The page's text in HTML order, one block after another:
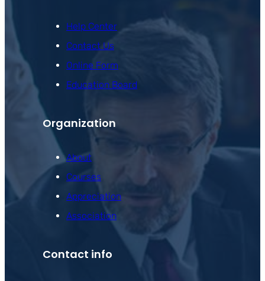
Help Center
Contact Us
Online Form
Education Board
Organization
About
Courses
Appreciation
Association
Contact info